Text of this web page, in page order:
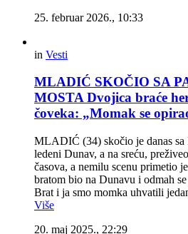
25. februar 2026., 10:33
in Vesti
MLADIĆ SKOČIO SA
MOSTA Dvojica braće
čoveka: „Momak se
MLADIĆ (34) skočio je danas sa
ledeni Dunav, a na sreću,
časova, a nemilu scenu primetio
bratom bio na Dunavu i odmah
Brat i ja smo momka uhvatili
Više
20. maj 2025., 22:29